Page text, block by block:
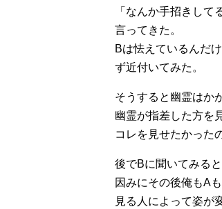
「なんか手招きし
言ってきた。
Bは怯えているんだ
ず近付いてみた。
そうすると幽霊はか
幽霊が指差した方を
コレを見せたかった
後でBに聞いてみる
因みにその後俺もA
見る人によって姿が